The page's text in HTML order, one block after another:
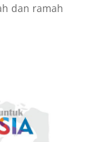
dan ramah